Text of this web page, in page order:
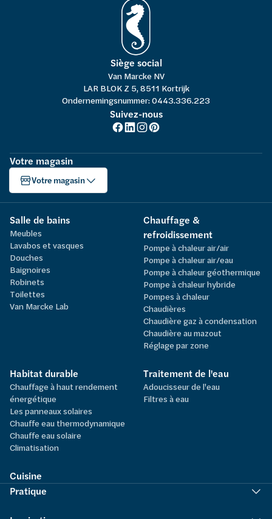
Siège social
Van Marcke NV
LAR BLOK Z 5, 8511 Kortrijk
Ondernemingsnummer: 0443.336.223
Suivez-nous
Votre magasin
Votre magasin
Salle de bains
Meubles
Lavabos et vasques
Douches
Baignoires
Robinets
Toilettes
Van Marcke Lab
Chauffage &
refroidissement
Pompe à chaleur air/air
Pompe à chaleur air/eau
Pompe à chaleur géothermique
Pompe à chaleur hybride
Pompes à chaleur
Chaudières
Chaudière gaz à condensation
Chaudière au mazout
Réglage par zone
Habitat durable
Chauffage à haut rendement
énergétique
Les panneaux solaires
Chauffe eau thermodynamique
Chauffe eau solaire
Climatisation
Traitement de l'eau
Adoucisseur de l'eau
Filtres à eau
Cuisine
Pratique